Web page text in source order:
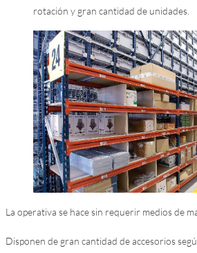
rotación y gran cantidad de unidades.
La operativa se hace sin requerir medios de
Disponen de gran cantidad de accesorios